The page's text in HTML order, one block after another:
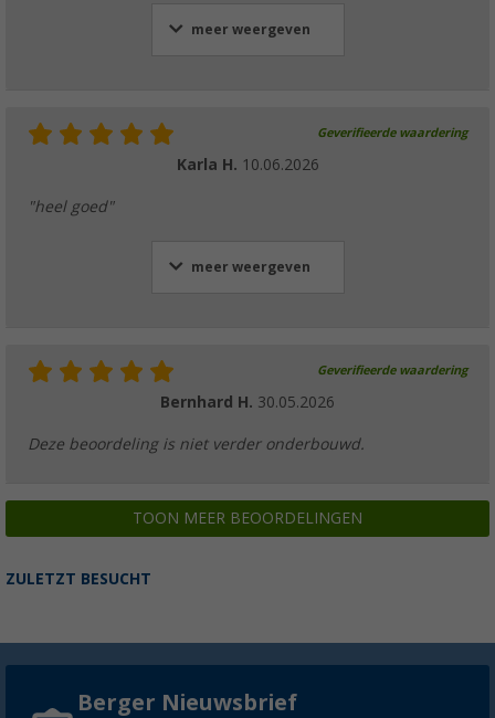
meer weergeven
Geverifieerde waardering
Karla H. 10.06.2026
"heel goed"
meer weergeven
Geverifieerde waardering
Bernhard H. 30.05.2026
Deze beoordeling is niet verder onderbouwd.
TOON MEER BEOORDELINGEN
ZULETZT BESUCHT
Berger Nieuwsbrief